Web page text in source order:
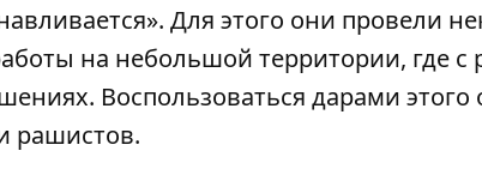
. Для этого они провели
на небольшой территории, где с
Воспользоваться дарами
рашистов.